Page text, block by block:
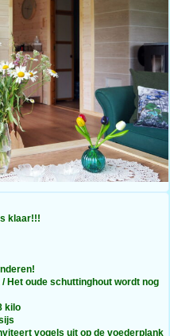
klaar!!!
Het oude schuttinghout wordt nog
kilo
vogels uit op de voederplank